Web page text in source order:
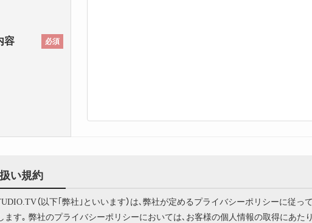
必須
容
い規約
（以下｢弊社｣といいます）は､弊社が定めるプライバシーポリシーに従っ
ます｡ 弊社のプライバシーポリシーにおいては､お客様の個人情報の取得にあた